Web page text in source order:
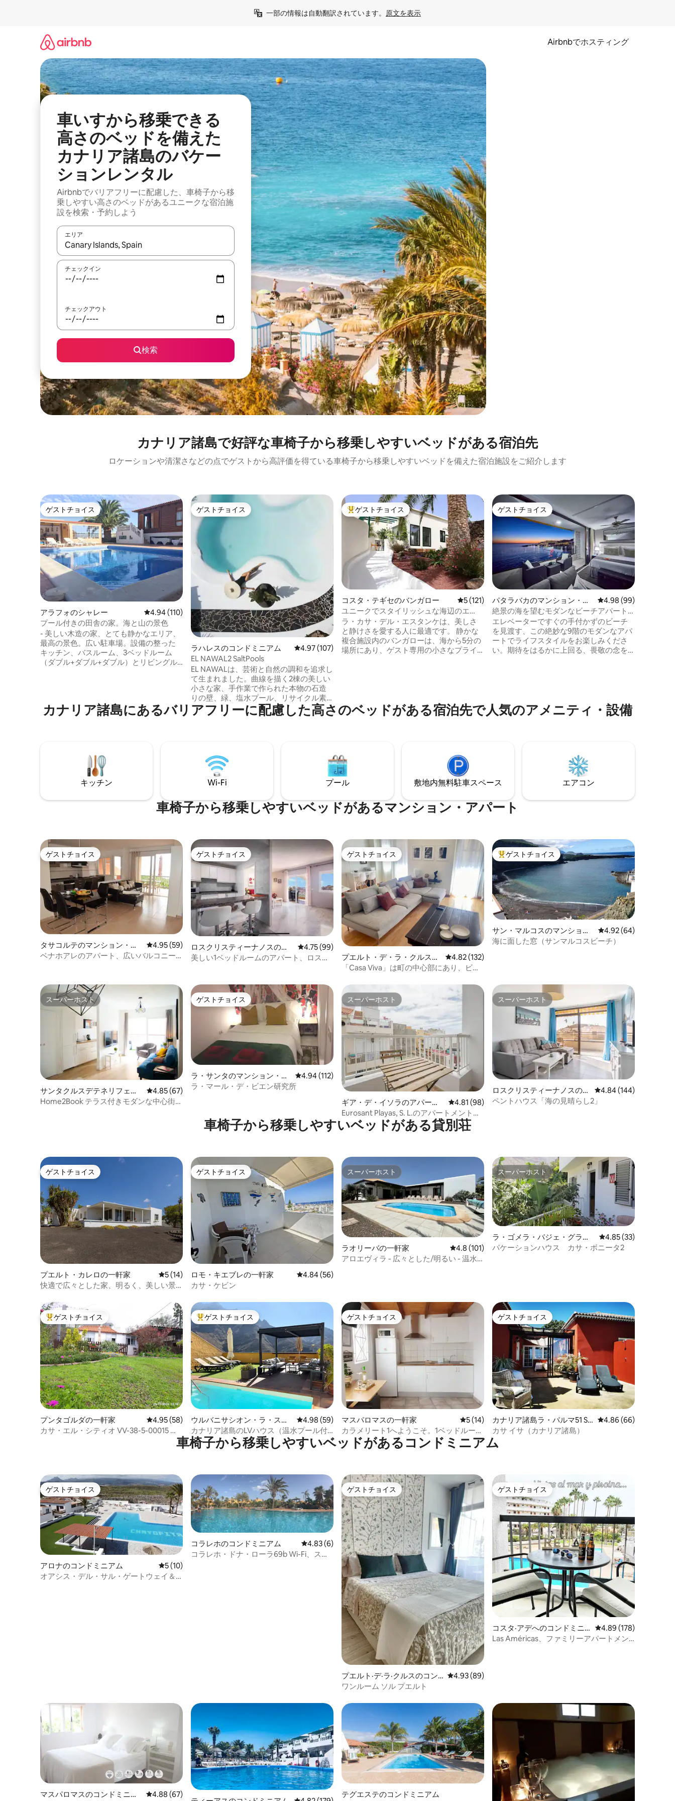
一部の情報は自動翻訳されています。 原文を表示
Airbnbでホスティング
車いすから移乗できる
高さのベッドを備えた
カナリア諸島のバケー
ションレンタル
Airbnbでバリアフリーに配慮した、車椅子から移
乗しやすい高さのベッドがあるユニークな宿泊施
設を検索・予約しよう
エリア
検索結果が表示されたら、上下の矢印キーを使って移動するか、画面をタッチまたはスワイプして検索結果を確認することができます。
チェックイン
チェックアウト
検索
カナリア諸島で好評な車椅子から移乗しやすいベッドがある宿泊先
ロケーションや清潔さなどの点でゲストから高評価を得ている車椅子から移乗しやすいベッドを備えた宿泊施設をご紹介します
ゲストチョイス
ゲストチョイス
アラフォのシャレー レビュー110件、5つ星中4.94つ星の平均評価
4.94 (110)
プール付きの田舎の家。海と山の景色
- 美しい木造の家、とても静かなエリア、
最高の景色。広い駐車場。設備の整った
キッチン、バスルーム、3ベッドルーム
（ダブル+ダブル+ダブル）とリビングル
供する有資格者によって行われます。 - お
客様のご協力により、次の点を改善して
ゲストチョイス
ゲストチョイス
ラハレスのコンドミニアム レビュー107件、5つ星中4.97つ星の平均評価
4.97 (107)
EL NAWAL2 SaltPools
EL NAWALは、芸術と自然の調和を追求し
て生まれました。曲線を描く2棟の美しい
小さな家、手作業で作られた本物の石造
りの壁、緑、塩水プール、リサイクル素
材、アラベスク調の雰囲気など、私たち
お気に入りの建築家セサル・マンリケの
つながりを感じられる、細部までこだわ
った完璧な場所です。 0〜18歳のお子様に
は適していません。 大人2名様のみご宿泊
いただけます。
大好評のゲストチョイスです。
ゲストチョイス
コスタ・テギセのバンガロー レビュー121件、5つ星中5つ星の平均評価
5 (121)
ユニークでスタイリッシュな海辺のエ
ル・エスタンケ（大人のみ）
ラ・カサ・デル・エスタンケは、美しさ
と静けさを愛する人に最適です。 静かな
複合施設内のバンガローは、海から5分の
場所にあり、ゲスト専用の小さなプライ
ンされた、豪華なディテールを備えたユ
ニークなバケーションのための宿泊施設
ゲストチョイス
ゲストチョイス
パタラバカのマンション・ア
パート
レビュー99件、5つ星
4.98 (99)
絶景の海を望むモダンなビーチアパート
メント！
エレベーターですぐの手付かずのビーチ
を見渡す、この絶妙な9階のモダンなアパ
ートでライフスタイルをお楽しみくださ
い。期待をはるかに上回る、畏敬の念を
グラン・カナリアの人気エリアに位置す
るこの太陽に満ちた楽園は、島で最も晴
カナリア諸島にあるバリアフリーに配慮した高さのベッドがある宿泊先で人気のアメニティ・設備
キッチン Wi-Fi プール 敷地内無料駐⁠車ス⁠ペ⁠ー⁠ス エアコン
車椅子から移乗しやすいベッドがあるマンション・アパート
ゲストチョイス
ゲストチョイス
タサコルテのマンション・ア
パート
レビュー59件、5つ星中4.95つ星の平均評価
4.95 (59)
ベナホアレのアパート、広いバルコニー
ゲストチョイス
ゲストチョイス
ロスクリスティーナノスのマ
ンション・アパート
レビュー99件、5つ星中4.75つ星の平均評価
4.75 (99)
美しい1ベッドルームのアパート、ロス・
ゲストチョイス
ゲストチョイス
プエルト・デ・ラ・クルスの
マンション・アパート
レビュー132件、5つ星中4.82つ星の平均評価
4.82 (132)
「Casa Viva」は町の中心部にあり、ビー
大好評のゲストチョイスです。
ゲストチョイス
サン・マルコスのマンショ
ン・アパート
レビュー64件、5つ星
4.92 (64)
海に面した窓（サンマルコスビーチ）
スーパーホスト
スーパーホスト
サンタクルスデテネリフェの
マンション・アパート
レビュー67件、5つ星中4.85つ星の平均評価
4.85 (67)
Home2Book テラス付きモダンな中心街の
ゲストチョイス
ゲストチョイス
ラ・サンタのマンション・ア
パート
レビュー112件、5つ星中4.94つ星の平均評価
4.94 (112)
ラ・マール・デ・ビエン研究所
スーパーホスト
スーパーホスト
ギア・デ・イソラのアパー
ト・マンション
レビュー98件、5つ星中4.81つ星の平均評価
4.81 (98)
Eurosant Playas, S. L.のアパートメント、
アパートメント。
スーパーホスト
スーパーホスト
ロスクリスティーナノスのマ
ンション・アパート
レビュー144件、5つ
4.84 (144)
ペントハウス「海の見晴らし2」
車椅子から移乗しやすいベッドがある貸別荘
ゲストチョイス
ゲストチョイス
プエルト・カレロの一軒家 レビュー14件、5つ星中5つ星の平均評価
5 (14)
快適で広々とした家、明るく、美しい景
ゲストチョイス
ゲストチョイス
ロモ・キエブレの一軒家 レビュー56件、5つ星中4.84つ星の平均評価
4.84 (56)
カサ・ケビン
スーパーホスト
スーパーホスト
ラオリーバの一軒家 レビュー101件、5つ星中4.8つ星の平均評価
4.8 (101)
アロエヴィラ - 広々とした/明るい - 温水
スーパーホスト
スーパーホスト
ラ・ゴメラ・バジェ・グラ
ン・レイの一軒家
レビュー33件、5つ
4.85 (33)
バケーションハウス カサ・ボニータ2
大好評のゲストチョイスです。
ゲストチョイス
プンタゴルダの一軒家 レビュー58件、5つ星中4.95つ星の平均評価
4.95 (58)
カサ・エル・シティオ VV-38-5-00015 自
大好評のゲストチョイスです。
ゲストチョイス
ウルバニサシオン・ラ・スエ
ルテの一軒家
レビュー59件、5つ星中4.98つ星の平均評価
4.98 (59)
カナリア諸島のLVハウス（温水プール付
き）
ゲストチョイス
ゲストチョイス
マスパロマスの一軒家 レビュー14件、5つ星中5つ星の平均評価
5 (14)
カラメリート1へようこそ。1ベッドルーム
の家
ゲストチョイス
ゲストチョイス
カナリア諸島ラ・パルマ51 S/
Cの一軒家
レビュー66件、5つ星
4.86 (66)
カサ イサ（カナリア諸島）
車椅子から移乗しやすいベッドがあるコンドミニアム
ゲストチョイス
ゲストチョイス
アロナのコンドミニアム レビュー10件、5つ星中5つ星の平均評価
5 (10)
オアシス・デル・サル・ゲートウェイ＆
コラレホのコンドミニアム レビュー6件、5つ星中4.83つ星の平均評価
4.83 (6)
コラレホ・ドナ・ローラ69b Wi-Fi、スマ
ゲストチョイス
ゲストチョイス
プエルト·デ·ラ·クルスのコン
ドミニアム
レビュー89件、5つ星中4.93つ星の平均評価
4.93 (89)
ワンルーム ソル プエルト
ゲストチョイス
ゲストチョイス
コスタ·アデへのコンドミニ
アム
レビュー178件、5つ
4.89 (178)
Las Américas、ファミリーアパートメン
マスパロマスのコンドミニア
レビュー67件、5つ星中4.88つ星の平均評価
4.88 (67)
テグエステのコンドミニアム